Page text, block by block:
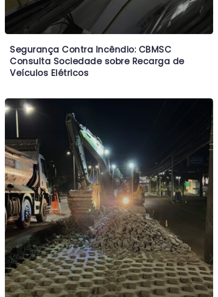
Segurança Contra Incêndio: CBMSC
Consulta Sociedade sobre Recarga de
Veículos Elétricos